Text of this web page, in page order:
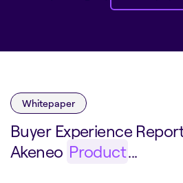
Whitepaper
Buyer Experience
Akeneo Product...